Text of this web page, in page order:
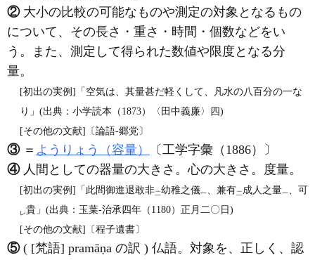
②大小の比較の可能なものや測定の対象となるもの
について、その長さ・重さ・時間・個数などをい
う。また、測定して得られた数値や限度となる分
量。
[初出の実例]「空気は、其量甚だ軽くして、凡水の八百分の一な
り」(出典：小学読本（1873）〈田中義廉〉四)
[その他の文献]〔論語‐郷党〕
③＝ ようりょう（容量）
〔工学字彙（1886）〕
④人間としての器量の大きさ。心の大きさ。度量。
[初出の実例]「此間御進退敢非二幼稚之儀一 、兼有二成人之量一 、可
レ貴」(出典：玉葉‐治承四年（1180）正月二〇日)
[その他の文献]〔程子遺書〕
⑤( [梵語] pramāṇa の訳 ) 仏語。対象を、正しく、認